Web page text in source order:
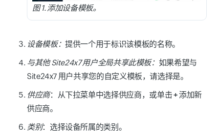
图 1. 添加设备模板。
设备模板：提供一个用于标识该模板的名称。
与其他 Site24x7 用户全局共享此模板： 如果希望与
Site24x7 用户共享您的自定义模板，请选择是。
供应商：从下拉菜单中选择供应商，或单击+添加新
供应商。
类别：选择设备所属的类别。